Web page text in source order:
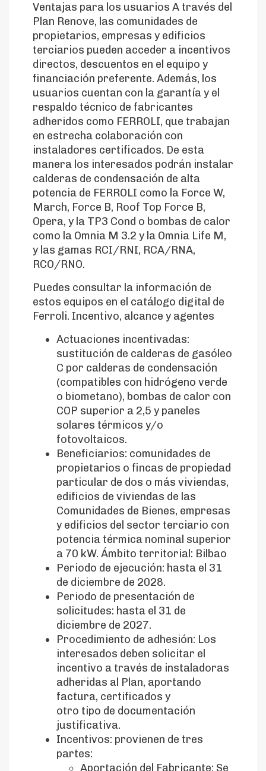
Ventajas para los usuarios A través del
Plan Renove, las comunidades de
propietarios, empresas y edificios
terciarios pueden acceder a incentivos
directos, descuentos en el equipo y
financiación preferente. Además, los
usuarios cuentan con la garantía y el
respaldo técnico de fabricantes
adheridos como FERROLI, que trabajan
en estrecha colaboración con
instaladores certificados. De esta
manera los interesados podrán instalar
calderas de condensación de alta
potencia de FERROLI como la Force W,
March, Force B, Roof Top Force B,
Opera, y la TP3 Cond o bombas de calor
como la Omnia M 3.2 y la Omnia Life M,
y las gamas RCI/RNI, RCA/RNA,
RCO/RNO.
Puedes consultar la información de
estos equipos en el catálogo digital de
Ferroli. Incentivo, alcance y agentes
Actuaciones incentivadas:
sustitución de calderas de gasóleo
C por calderas de condensación
(compatibles con hidrógeno verde
o biometano), bombas de calor con
COP superior a 2,5 y paneles
solares térmicos y/o
fotovoltaicos.
Beneficiarios: comunidades de
propietarios o fincas de propiedad
particular de dos o más viviendas,
edificios de viviendas de las
Comunidades de Bienes, empresas
y edificios del sector terciario con
potencia térmica nominal superior
a 70 kW. Ámbito territorial: Bilbao
Periodo de ejecución: hasta el 31
de diciembre de 2028.
Periodo de presentación de
solicitudes: hasta el 31 de
diciembre de 2027.
Procedimiento de adhesión: Los
interesados deben solicitar el
incentivo a través de instaladoras
adheridas al Plan, aportando
factura, certificados y
otro tipo de documentación
justificativa.
Incentivos: provienen de tres
partes:
Aportación del Fabricante: Se